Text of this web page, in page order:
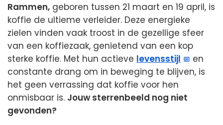
Rammen, geboren tussen 21 maart en 19 april, is
koffie de ultieme verleider. Deze energieke
zielen vinden vaak troost in de gezellige sfeer
van een koffiezaak, genietend van een kop
sterke koffie. Met hun actieve levensstijl
en
constante drang om in beweging te blijven, is
het geen verrassing dat koffie voor hen
onmisbaar is. Jouw sterrenbeeld nog niet
gevonden?